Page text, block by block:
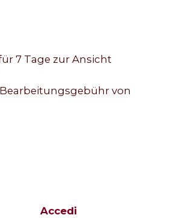
7 Tage zur Ansicht
von
Accedi